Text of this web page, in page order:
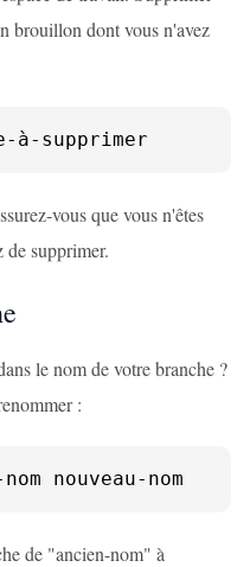
brouillon dont vous n'avez
à-supprimer
vous que vous n'êtes
de supprimer.
le nom de votre branche ?
:
nouveau-nom
de "ancien-nom" à